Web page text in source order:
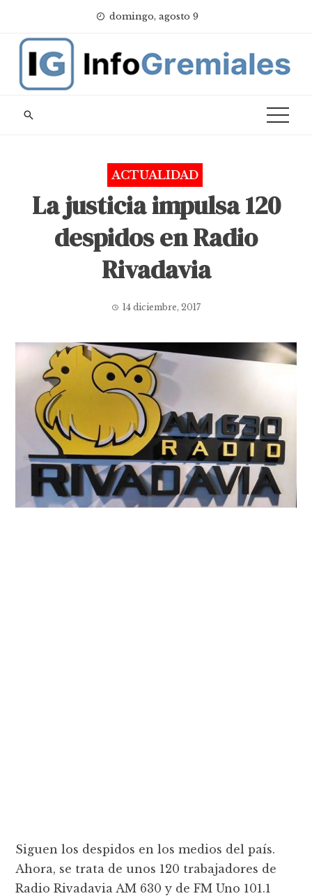
content
domingo, agosto 9
ACTUALIDAD
La justicia impulsa 120
despidos en Radio
Rivadavia
14 diciembre, 2017
Siguen los despidos en los medios del país.
Ahora, se trata de unos 120 trabajadores de
Radio Rivadavia AM 630 y de FM Uno 101.1